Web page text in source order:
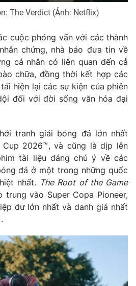
The Verdict (Ảnh: Netflix)
cuộc phỏng vấn với các thành
chứng, nhà báo đưa tin về
cá nhân có liên quan đến cả
chữa, đồng thời kết hợp các
hiện lại các sự kiện của phiên
đối với đời sống văn hóa đại
tranh giải bóng đá lớn nhất
Cup 2026™, và cũng là dịp lên
tài liệu đáng chú ý về các
đá ở một trong những quốc
nhất. The Root of the Game
vào Super Copa Pioneer,
dư lớn nhất và danh giá nhất